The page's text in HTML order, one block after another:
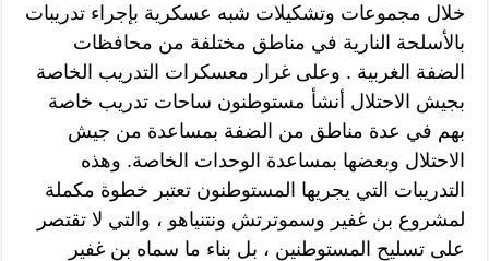
خلال مجموعات وتشكيلات شبه عسكرية بإجراء تدريبات
بالأسلحة النارية في مناطق مختلفة من محافظات
الضفة الغربية . وعلى غرار معسكرات التدريب الخاصة
بجيش الاحتلال أنشأ مستوطنون ساحات تدريب خاصة
بهم في عدة مناطق من الضفة بمساعدة من جيش
الاحتلال وبعضها بمساعدة الوحدات الخاصة. وهذه
التدريبات التي يجريها المستوطنون تعتبر خطوة مكملة
لمشروع بن غفير وسموترتش ونتنياهو ، والتي لا تقتصر
على تسليح المستوطنين ، بل بناء ما سماه بن غفير